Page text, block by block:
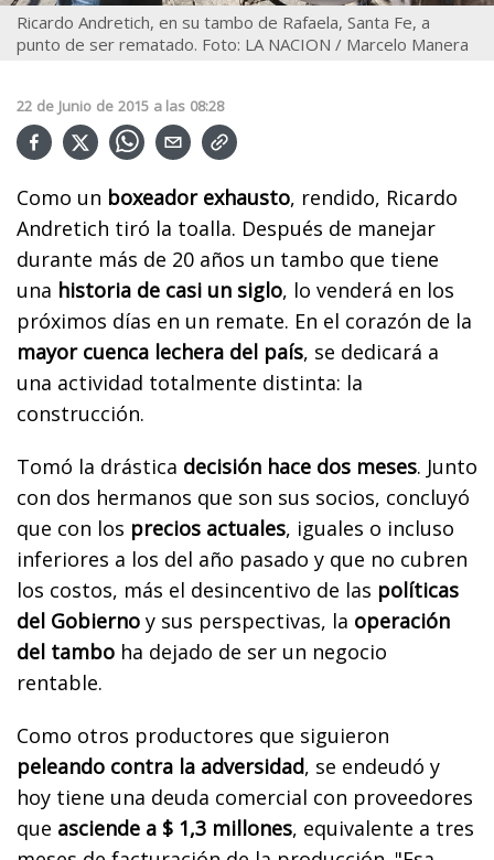
Ricardo Andretich, en su tambo de Rafaela, Santa Fe, a
punto de ser rematado. Foto: LA NACION / Marcelo Manera
22 de Junio de 2015 a las 08:28
Como un boxeador exhausto, rendido, Ricardo
Andretich tiró la toalla. Después de manejar
durante más de 20 años un tambo que tiene
una historia de casi un siglo, lo venderá en los
próximos días en un remate. En el corazón de la
mayor cuenca lechera del país, se dedicará a
una actividad totalmente distinta: la
construcción.
Tomó la drástica decisión hace dos meses. Junto
con dos hermanos que son sus socios, concluyó
que con los precios actuales, iguales o incluso
inferiores a los del año pasado y que no cubren
los costos, más el desincentivo de las políticas
del Gobierno y sus perspectivas, la operación
del tambo ha dejado de ser un negocio
rentable.
Como otros productores que siguieron
peleando contra la adversidad, se endeudó y
hoy tiene una deuda comercial con proveedores
que asciende a $ 1,3 millones, equivalente a tres